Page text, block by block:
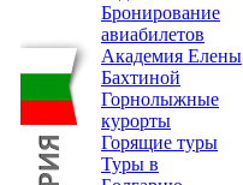
Бронирование
авиабилетов
Академия Елены
Бахтиной
Горнолыжные
курорты
Горящие туры
Туры в